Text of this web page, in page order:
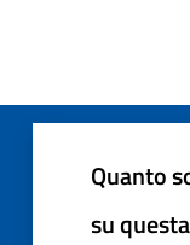
Quanto
su